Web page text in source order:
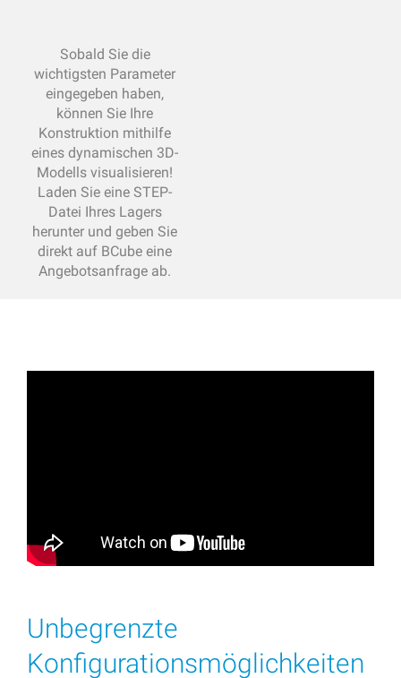
Sobald Sie die
wichtigsten Parameter
eingegeben haben,
können Sie Ihre
Konstruktion mithilfe
eines dynamischen 3D-
Modells visualisieren!
Laden Sie eine STEP-
Datei Ihres Lagers
herunter und geben Sie
direkt auf BCube eine
Angebotsanfrage ab.
Unbegrenzte
Konfigurationsmöglichkeiten